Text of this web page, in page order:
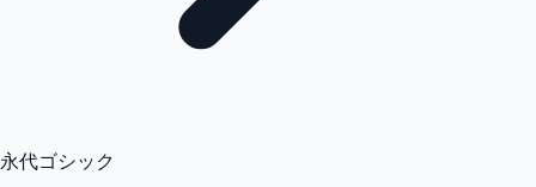
永代ゴシック